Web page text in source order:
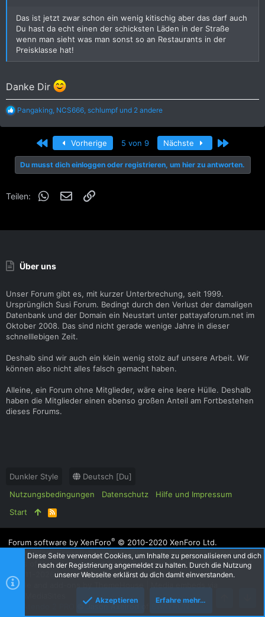
Das ist jetzt zwar schon ein wenig kitischig aber das darf auch
Du hast da echt einen der schicksten Läden in der Straße
wenn man sieht was man sonst so an Restaurants in der
Preisklasse hat!
Danke Dir
R
a
i
o
n
n
Pangaking, NCS666, schlumpf und 2 andere
Erste Vorherige 5 von 9 Nächste Letzte
Du musst dich einloggen oder registrieren, um hier zu antworten.
Teilen: WhatsApp
E-Mail
Über uns
Unser Forum gibt es, mit kurzer Unterbrechung, seit 1999.
Ursprünglich Susi Forum. Bedingt durch den Verlust der damaligen
Datenbank und der Domain ein Neustart unter pattayaforum.net im
Oktober 2008. Das sind nicht gerade wenige Jahre in dieser
schnelllebigen Zeit.
Deshalb sind wir auch ein klein wenig stolz auf unsere Arbeit. Wir
können also nicht alles falsch gemacht haben.
Alleine, ein Forum ohne Mitglieder, wäre eine leere Hülle. Deshalb
haben die Mitglieder einen ebenso großen Anteil am Fortbestehen
dieses Forums.
Dunkler Style
Deutsch [Du]
Nutzungsbedingungen
Datenschutz
Hilfe und Impressum
Start
R
S
S
Forum software by XenForo® © 2010-2020 XenForo Ltd.
Ignore/Block Essentials byAddonFlare - Premium XF2 Addons
Parts of this site powered byXenForo add-ons from DragonByte™
©2011-2026DragonByte Technologies Ltd.(Details)
|Style and add-ons by ThemeHouse
© Jason Axelrod of
Diese Seite verwendet Cookies, um Inhalte zu personalisieren und dich
nach der Registrierung angemeldet zu halten. Durch die Nutzung
unserer Webseite erklärst du dich damit einverstanden.
Akzeptieren Erfahre mehr…